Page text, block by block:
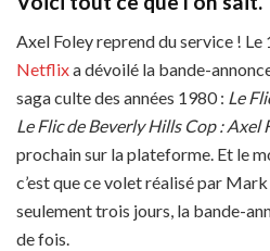
Axel Foley reprend du service !
Netflixa dévoilé la bande-
saga culte des années 1980 : Le
Le Flic de Beverly Hills Cop : Axel
prochain sur la plateforme. Et le
c’est que ce volet réalisé par
seulement trois jours, la bande-
de fois.